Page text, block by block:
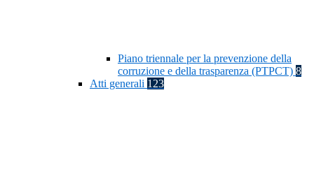
Piano triennale per la prevenzione della
corruzione e della trasparenza (PTPCT) 8
Atti generali 123